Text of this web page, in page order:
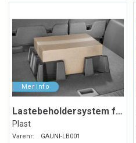
Lastebeholdersystem for bagasjerommet
Plast
Varenr: GAUNI-LB001